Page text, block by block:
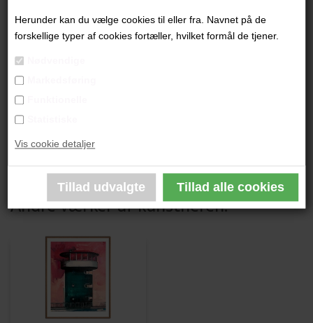
Herunder kan du vælge cookies til eller fra. Navnet på de
forskellige typer af cookies fortæller, hvilket formål de tjener.
Vis cookie detaljer
"Kulturtårnet" (stor)
80 x 60 cm.
Grafik Giclee i begrænset oplag
Indrammet i lys træramme
Andre værker af kunstneren: